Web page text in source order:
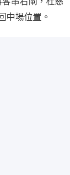
中場位置。